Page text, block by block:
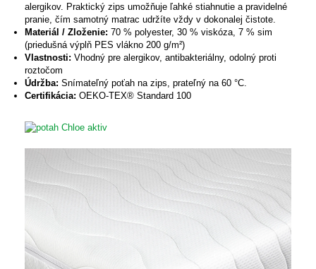
alergikov. Praktický zips umožňuje ľahké stiahnutie a pravidelné
pranie, čím samotný matrac udržíte vždy v dokonalej čistote.
Materiál / Zloženie: 70 % polyester, 30 % viskóza, 7 % sim
(priedušná výplň PES vlákno 200 g/m²)
Vlastnosti: Vhodný pre alergikov, antibakteriálny, odolný proti
roztočom
Údržba: Snímateľný poťah na zips, prateľný na 60 °C.
Certifikácia: OEKO-TEX® Standard 100